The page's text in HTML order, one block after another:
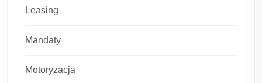
Leasing
Mandaty
Motoryzacja